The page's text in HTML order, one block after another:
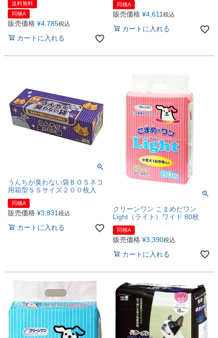
送料無料
同梱A
販売価格 ¥4,785税込
カートに入れる
同梱A
販売価格 ¥4,611税込
カートに入れる
うんちが臭わない袋ＢＯＳネコ
用箱型ＳＳサイズ２００枚入
同梱A
販売価格 ¥3,831税込
カートに入れる
クリーンワン こまめだワン
Light（ライト）ワイド 80枚
同梱A
販売価格 ¥3,390税込
カートに入れる